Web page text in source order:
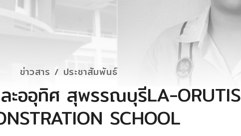
ข่าวสาร / ประชาสัมพันธ์
ละออุทิศ สุพรรณบุรีLA-ORUTIS
SCHOOL